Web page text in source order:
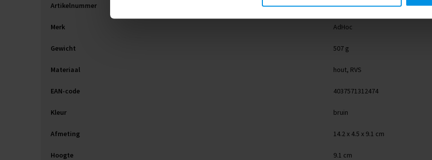
Artikelnummer RBGC02
Merk AdHoc
Gewicht 507 g
Materiaal hout, RVS
EAN-code 4037571312474
Kleur bruin
Afmeting 14.2 x 4.5 x 9.1 cm
Hoogte 9.1 cm